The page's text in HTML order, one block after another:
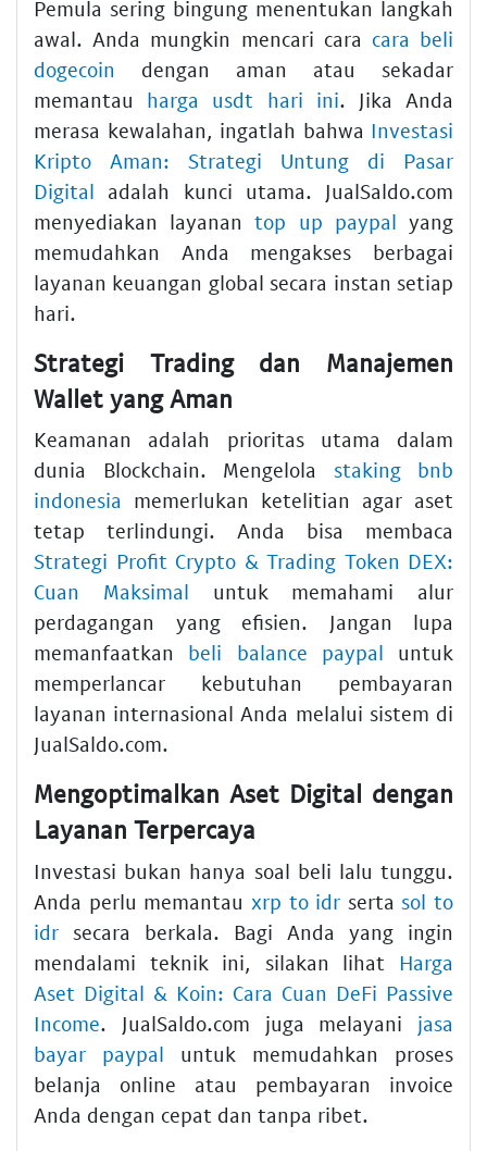
Pemula sering bingung menentukan langkah
awal. Anda mungkin mencari cara cara beli
dogecoin dengan aman atau sekadar
memantau harga usdt hari ini. Jika Anda
merasa kewalahan, ingatlah bahwa Investasi
Kripto Aman: Strategi Untung di Pasar
Digital adalah kunci utama. JualSaldo.com
menyediakan layanantop up paypal yang
memudahkan Anda mengakses berbagai
layanan keuangan global secara instan setiap
hari.
Strategi Trading dan Manajemen
Wallet yang Aman
Keamanan adalah prioritas utama dalam
dunia Blockchain. Mengelola staking bnb
indonesia memerlukan ketelitian agar aset
tetap terlindungi. Anda bisa membaca
Strategi Profit Crypto & Trading Token DEX:
Cuan Maksimal untuk memahami alur
perdagangan yang efisien. Jangan lupa
memanfaatkan beli balance paypal untuk
memperlancar kebutuhan pembayaran
layanan internasional Anda melalui sistem di
JualSaldo.com.
Mengoptimalkan Aset Digital dengan
Layanan Terpercaya
Investasi bukan hanya soal beli lalu tunggu.
Anda perlu memantau xrp to idr sertasol to
idr secara berkala. Bagi Anda yang ingin
mendalami teknik ini, silakan lihat Harga
Aset Digital & Koin: Cara Cuan DeFi Passive
Income. JualSaldo.com juga melayani jasa
bayar paypal untuk memudahkan proses
belanja online atau pembayaran invoice
Anda dengan cepat dan tanpa ribet.